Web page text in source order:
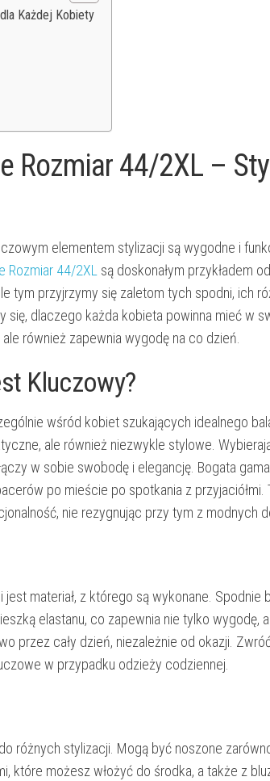
Każdej Kobiety
Rozmiar 44/2XL –
elementem stylizacji są wygodne i
Rozmiar 44/2XL są doskonałym przykładem
tym przyjrzymy się zaletom tych spodni, ich
dlaczego każda kobieta powinna mieć w
również zapewnia wygodę na co dzień.
Kluczowy?
wśród kobiet szukających idealnego
ale również niezwykle stylowe.
w sobie swobodę i elegancję. Bogata
po mieście po spotkania z przyjaciółmi.
nie rezygnując przy tym z modnych
materiał, z którego są wykonane. Spodnie
elastanu, co zapewnia nie tylko wygodę,
przez cały dzień, niezależnie od okazji.
w przypadku odzieży codziennej.
różnych stylizacji. Mogą być noszone
które możesz włożyć do środka, a także z